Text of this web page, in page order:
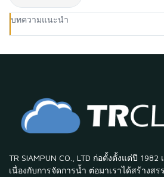
บทความแนะนำ
TR SIAMPUN CO., LTD ก่อตั้งตั้งแต่ปี 1982
เนื่องกับการจัดการน้ำ ต่อมาเราได้สร้างสร